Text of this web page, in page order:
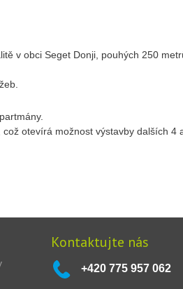
v obci Seget Donji, pouhých 250
otevírá možnost výstavby dalších 4
Kontaktujte nás
+420 775 957 062